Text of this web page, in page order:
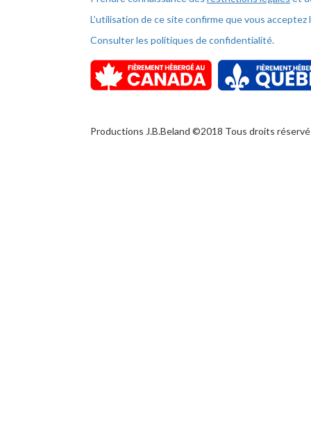
L’utilisation de ce site confirme que vous acceptez
Consulter les politiques de confidentialité.
Productions J.B.Beland ©2018 Tous droits